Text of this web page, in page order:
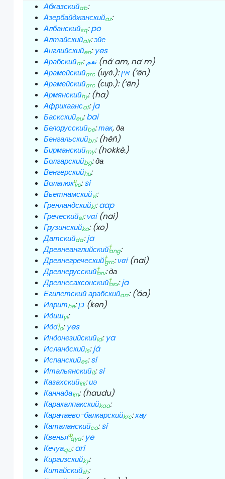
Абхазскийab:
Азербайджанскийaz:
Албанскийsq:po
Алтайскийalt:эйе
Английскийen:yes
Арабскийar:نعم(náʿam, naʿm)
Арамейскийarc(иуд.):אין(’ēn)
Арамейскийarc(сир.):(’ēn)
Армянскийhy:(ha)
Африкаансaf:ja
Баскскийeu:bai
Белорусскийbe:так,да
Бенгальскийbn:(hêñ)
Бирманскийmy:(hokkè.)
Болгарскийbg:да
Венгерскийhu:
Волапюки
vo:si
Вьетнамскийvi:
Гренландскийkl:aap
Греческийel:ναί(nai)
Грузинскийka:(xo)
Датскийda:ja
Древнеанглийский†
ang:
Древнегреческий†
grc:ναί(nai)
Древнерусский†
orv:да
Древнесаксонский†
osx:ja
Египетский арабскийarz:('áa)
Ивритhe:כן (ken)
Идишyi:
Идои
io:yes
Индонезийскийid:ya
Исландскийis:já
Испанскийes:sí
Итальянскийit:sì
Казахскийkk:иә
Каннадаkn:(haudu)
Каракалпакскийkaa:
Карачаево-балкарскийkrc:хау
Каталанскийca:sí
Квеньяф
qya:ye
Кечуаqu:ari
Киргизскийky:
Китайскийzh: